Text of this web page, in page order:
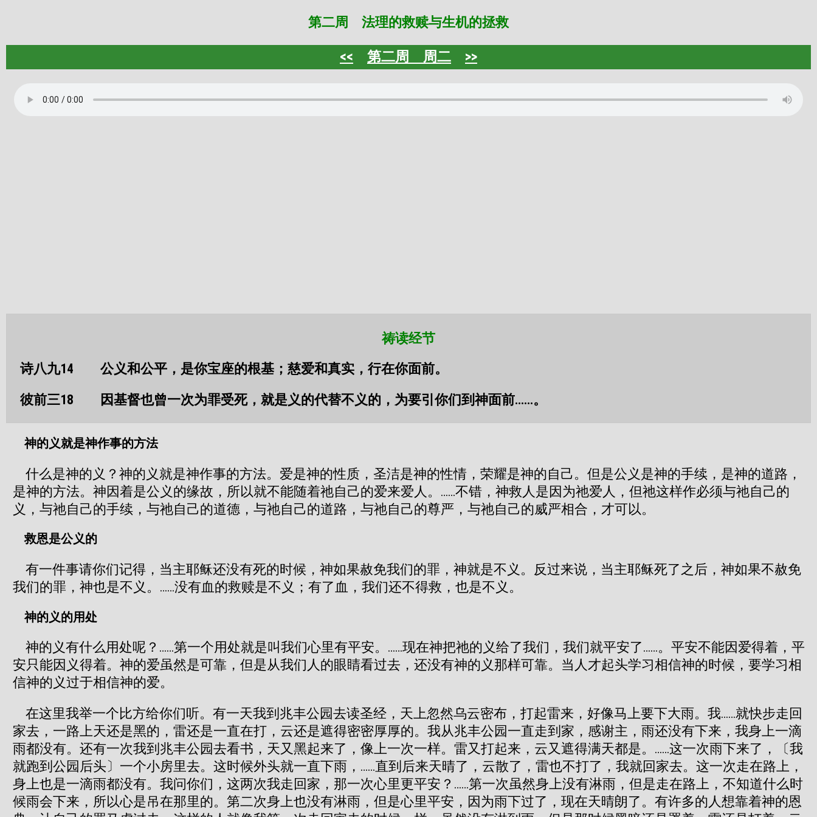
第二周 法理的救赎与生机的拯救
<< 第二周 周二 >>
祷读经节
诗八九14 公义和公平，是你宝座的根基；慈爱和真实，行在你面前。
彼前三18 因基督也曾一次为罪受死，就是义的代替不义的，为要引你们到神面前……。
神的义就是神作事的方法
什么是神的义？神的义就是神作事的方法。爱是神的性质，圣洁是神的性情，荣耀是神的自己。但是公义是神的手续，是神的道路，
是神的方法。神因着是公义的缘故，所以就不能随着祂自己的爱来爱人。……不错，神救人是因为祂爱人，但祂这样作必须与祂自己的
义，与祂自己的手续，与祂自己的道德，与祂自己的道路，与祂自己的尊严，与祂自己的威严相合，才可以。
救恩是公义的
有一件事请你们记得，当主耶稣还没有死的时候，神如果赦免我们的罪，神就是不义。反过来说，当主耶稣死了之后，神如果不赦免
我们的罪，神也是不义。……没有血的救赎是不义；有了血，我们还不得救，也是不义。
神的义的用处
神的义有什么用处呢？……第一个用处就是叫我们心里有平安。……现在神把祂的义给了我们，我们就平安了……。平安不能因爱得着，平
安只能因义得着。神的爱虽然是可靠，但是从我们人的眼睛看过去，还没有神的义那样可靠。当人才起头学习相信神的时候，要学习相
信神的义过于相信神的爱。
在这里我举一个比方给你们听。有一天我到兆丰公园去读圣经，天上忽然乌云密布，打起雷来，好像马上要下大雨。我……就快步走回
家去，一路上天还是黑的，雷还是一直在打，云还是遮得密密厚厚的。我从兆丰公园一直走到家，感谢主，雨还没有下来，我身上一滴
雨都没有。还有一次我到兆丰公园去看书，天又黑起来了，像上一次一样。雷又打起来，云又遮得满天都是。……这一次雨下来了，〔我
就跑到公园后头〕一个小房里去。这时候外头就一直下雨，……直到后来天晴了，云散了，雷也不打了，我就回家去。这一次走在路上，
身上也是一滴雨都没有。我问你们，这两次我走回家，那一次心里更平安？……第一次虽然身上没有淋雨，但是走在路上，不知道什么时
候雨会下来，所以心是吊在那里的。第二次身上也没有淋雨，但是心里平安，因为雨下过了，现在天晴朗了。有许多的人想靠着神的恩